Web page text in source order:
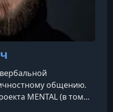
общению.
MENTAL (в том
обучающих курсов),